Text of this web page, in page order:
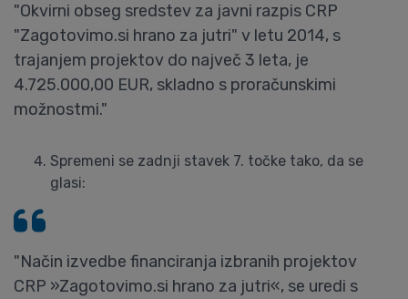
"Okvirni obseg sredstev za javni razpis CRP
"Zagotovimo.si hrano za jutri" v letu 2014, s
trajanjem projektov do največ 3 leta, je
4.725.000,00 EUR, skladno s proračunskimi
možnostmi."
Spremeni se zadnji stavek 7. točke tako, da se
glasi:
"Način izvedbe financiranja izbranih projektov
CRP »Zagotovimo.si hrano za jutri«, se uredi s